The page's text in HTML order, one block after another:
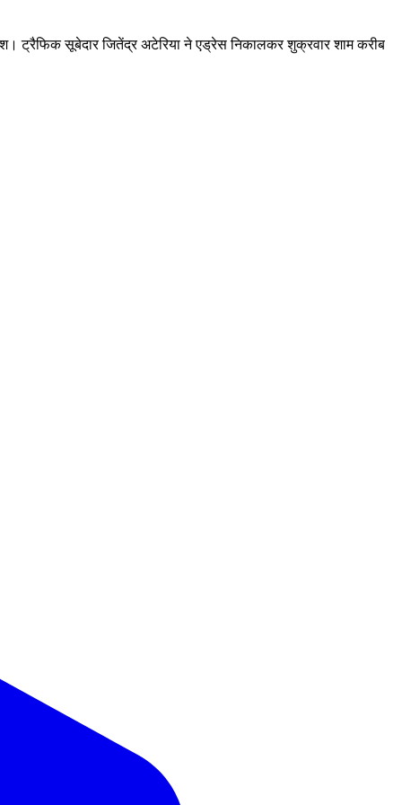
ट्रैफिक सूबेदार जितेंद्र अटेरिया ने एड्रेस निकालकर शुक्रवार शाम करीब